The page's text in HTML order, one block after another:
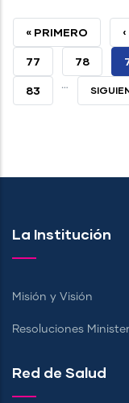
PRIMERA
PÁGINA
« PRIMERO
PAGE
77 PAGE
78
PAGE
83 …
La Institución
Misión y Visión
Resoluciones
Red de Salud